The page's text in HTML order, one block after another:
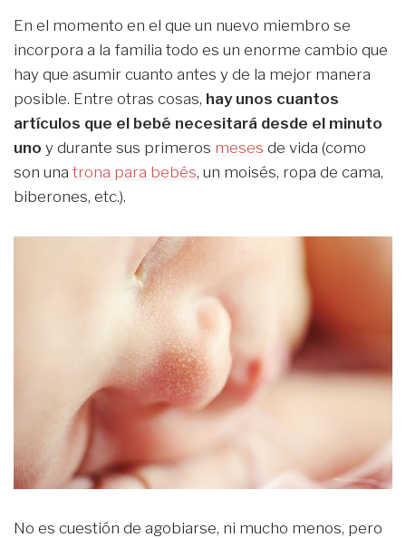
En el momento en el que un nuevo miembro se
incorpora a la familia todo es un enorme cambio que
hay que asumir cuanto antes y de la mejor manera
posible. Entre otras cosas, hay unos cuantos
artículos que el bebé necesitará desde el minuto
uno y durante sus primeros meses de vida (como
son una trona para bebés, un moisés, ropa de cama,
biberones, etc.).
No es cuestión de agobiarse, ni mucho menos, pero